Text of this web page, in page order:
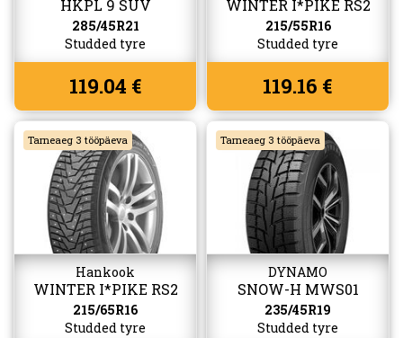
HKPL 9 SUV
285/45R21
Studded tyre
119.04 €
WINTER I*PIKE RS2
(W429)
215/55R16
Studded tyre
119.16 €
Tarneaeg 3 tööpäeva
Hankook
WINTER I*PIKE RS2
(W429)
215/65R16
Studded tyre
Tarneaeg 3 tööpäeva
DYNAMO
SNOW-H MWS01
(W517)
235/45R19
Studded tyre